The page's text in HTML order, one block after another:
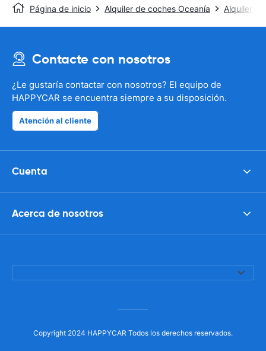
Página de inicio Alquiler de coches Oceanía Alquiler
Contacte con nosotros
¿Le gustaría contactar con nosotros? El equipo de
HAPPYCAR se encuentra siempre a su disposición.
Atención al cliente
Cuenta
Acerca de nosotros
Copyright 2024 HAPPYCAR Todos los derechos reservados.